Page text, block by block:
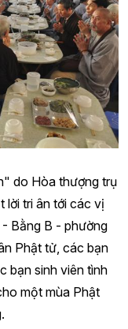
do Hòa thượng trụ
lời tri ân tới các vị
Bằng B - phường
Phật tử, các bạn
bạn sinh viên tình
một mùa Phật